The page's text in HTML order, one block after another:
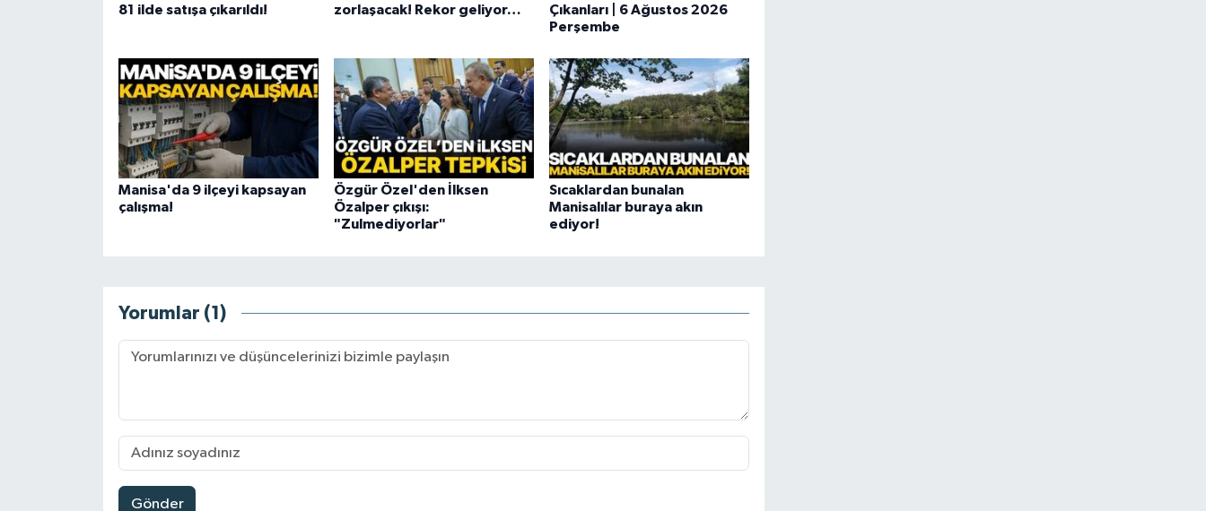
81 ilde satışa çıkarıldı!
zorlaşacak! Rekor geliyor…
Çıkanları | 6 Ağustos 2026
Perşembe
Manisa'da 9 ilçeyi kapsayan
çalışma!
Özgür Özel'den İlksen
Özalper çıkışı:
"Zulmediyorlar"
Sıcaklardan bunalan
Manisalılar buraya akın
ediyor!
Yorumlar (1)
Gönder